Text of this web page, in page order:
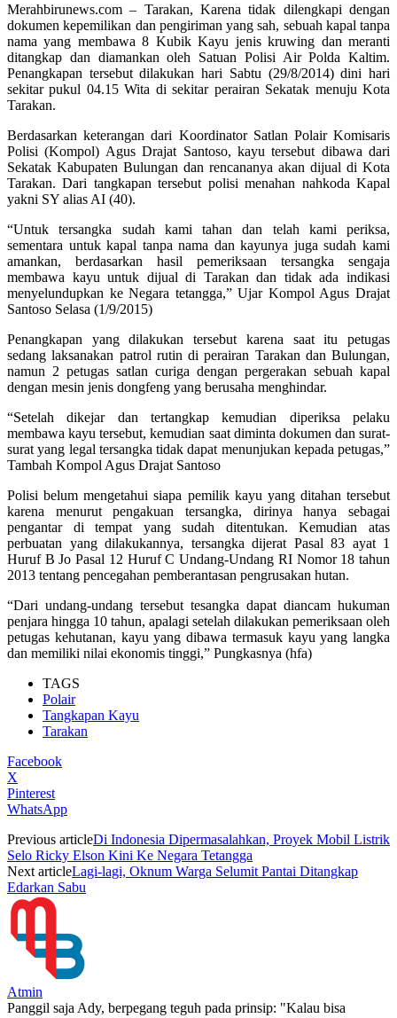
Merahbirunews.com – Tarakan, Karena tidak dilengkapi dengan
dokumen kepemilikan dan pengiriman yang sah, sebuah kapal tanpa
nama yang membawa 8 Kubik Kayu jenis kruwing dan meranti
ditangkap dan diamankan oleh Satuan Polisi Air Polda Kaltim.
Penangkapan tersebut dilakukan hari Sabtu (29/8/2014) dini hari
sekitar pukul 04.15 Wita di sekitar perairan Sekatak menuju Kota
Tarakan.
Berdasarkan keterangan dari Koordinator Satlan Polair Komisaris
Polisi (Kompol) Agus Drajat Santoso, kayu tersebut dibawa dari
Sekatak Kabupaten Bulungan dan rencananya akan dijual di Kota
Tarakan. Dari tangkapan tersebut polisi menahan nahkoda Kapal
yakni SY alias AI (40).
“Untuk tersangka sudah kami tahan dan telah kami periksa,
sementara untuk kapal tanpa nama dan kayunya juga sudah kami
amankan, berdasarkan hasil pemeriksaan tersangka sengaja
membawa kayu untuk dijual di Tarakan dan tidak ada indikasi
menyelundupkan ke Negara tetangga,” Ujar Kompol Agus Drajat
Santoso Selasa (1/9/2015)
Penangkapan yang dilakukan tersebut karena saat itu petugas
sedang laksanakan patrol rutin di perairan Tarakan dan Bulungan,
namun 2 petugas satlan curiga dengan pergerakan sebuah kapal
dengan mesin jenis dongfeng yang berusaha menghindar.
“Setelah dikejar dan tertangkap kemudian diperiksa pelaku
membawa kayu tersebut, kemudian saat diminta dokumen dan surat-
surat yang legal tersangka tidak dapat menunjukan kepada petugas,”
Tambah Kompol Agus Drajat Santoso
Polisi belum mengetahui siapa pemilik kayu yang ditahan tersebut
karena menurut pengakuan tersangka, dirinya hanya sebagai
pengantar di tempat yang sudah ditentukan. Kemudian atas
perbuatan yang dilakukannya, tersangka dijerat Pasal 83 ayat 1
Huruf B Jo Pasal 12 Huruf C Undang-Undang RI Nomor 18 tahun
2013 tentang pencegahan pemberantasan pengrusakan hutan.
“Dari undang-undang tersebut tesangka dapat diancam hukuman
penjara hingga 10 tahun, apalagi setelah dilakukan pemeriksaan oleh
petugas kehutanan, kayu yang dibawa termasuk kayu yang langka
dan memiliki nilai ekonomis tinggi,” Pungkasnya (hfa)
TAGS
Polair
Tangkapan Kayu
Tarakan
Facebook
X
Pinterest
WhatsApp
Previous articleDi Indonesia Dipermasalahkan, Proyek Mobil Listrik
Selo Ricky Elson Kini Ke Negara Tetangga
Next articleLagi-lagi, Oknum Warga Selumit Pantai Ditangkap
Edarkan Sabu
Atmin
Panggil saja Ady, berpegang teguh pada prinsip: "Kalau bisa